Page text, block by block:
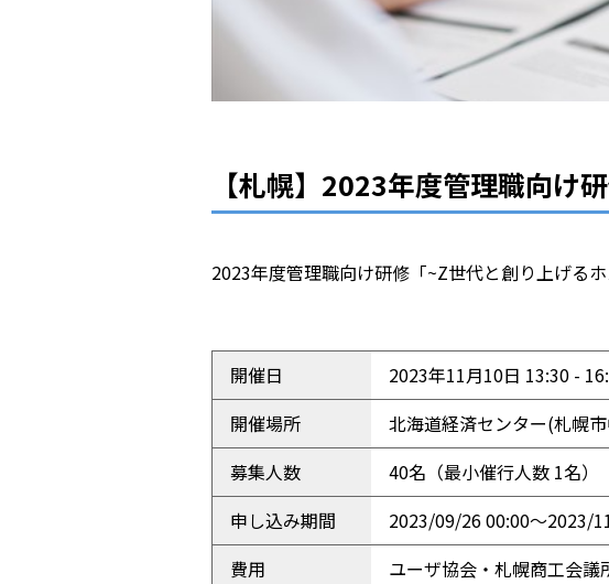
【札幌】2023年度管理職向け
2023年度管理職向け研修「~Z世代と創り上げる
開催日
2023年11月10日 13:30 -
開催場所
北海道経済センター(札幌
募集人数
40名（最小催行人数 1名）
申し込み期間
2023/09/26 00:00〜2023/
費用
ユーザ協会・札幌商工会